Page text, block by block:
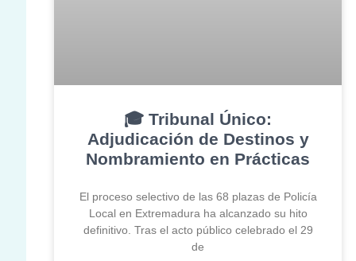
🎓 Tribunal Único:
Adjudicación de Destinos y
Nombramiento en Prácticas
El proceso selectivo de las 68 plazas de Policía
Local en Extremadura ha alcanzado su hito
definitivo. Tras el acto público celebrado el 29
de